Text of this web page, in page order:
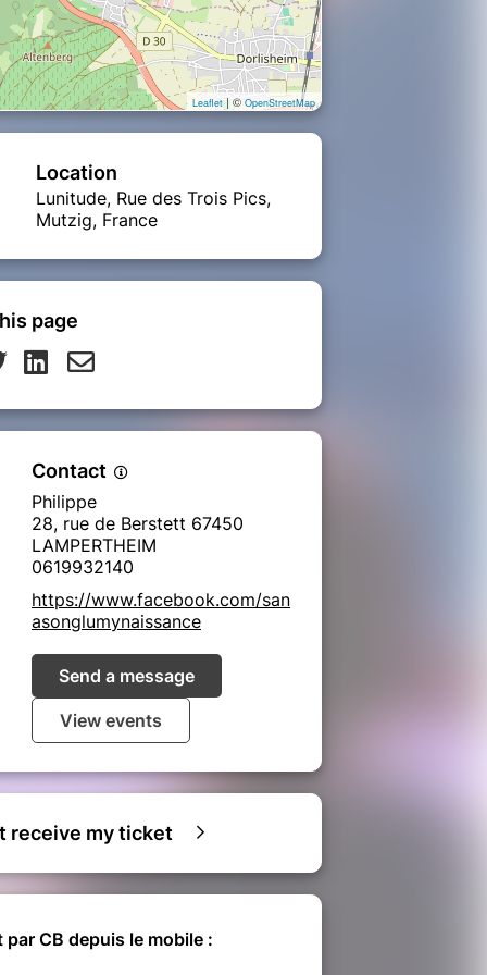
Leaflet| © OpenStreetMap
Location
Lunitude, Rue des Trois Pics,
Mutzig, France
page
Contact
Philippe
28, rue de Berstett 67450
LAMPERTHEIM
0619932140
https://www.facebook.com/san
asonglumynaissance
Send a message
View events
receive my ticket
par CB depuis le mobile :